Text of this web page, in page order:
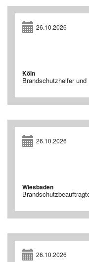
26.10.2026
Köln
Brandschutzhelfer
26.10.2026
Wiesbaden
26.10.2026